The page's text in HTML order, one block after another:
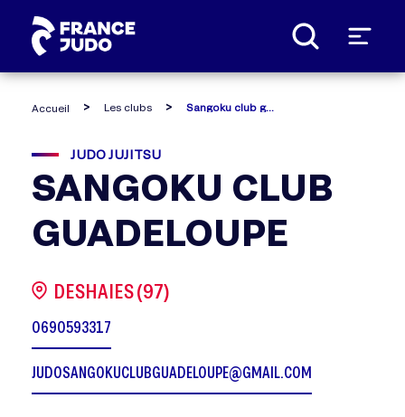
Accueil Les clubs Sangoku club guadeloupe
JUDO JUJITSU
SANGOKU CLUB
GUADELOUPE
DESHAIES (97)
0690593317
JUDOSANGOKUCLUBGUADELOUPE@GMAIL.COM